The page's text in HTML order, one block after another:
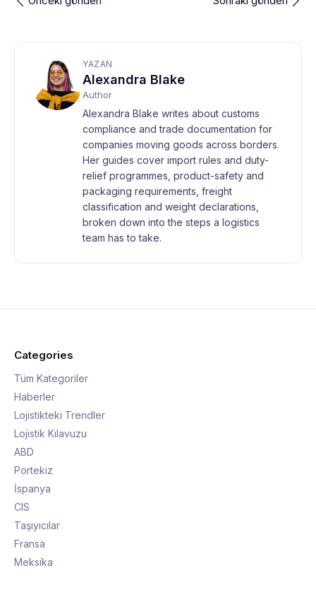
YAZAN
Alexandra Blake
Author
Alexandra Blake writes about customs
compliance and trade documentation for
companies moving goods across borders.
Her guides cover import rules and duty-
relief programmes, product-safety and
packaging requirements, freight
classification and weight declarations,
broken down into the steps a logistics
team has to take.
Categories
Tüm Kategoriler
Haberler
Lojistikteki Trendler
Lojistik Kılavuzu
ABD
Portekiz
İspanya
CIS
Taşıyıcılar
Fransa
Meksika